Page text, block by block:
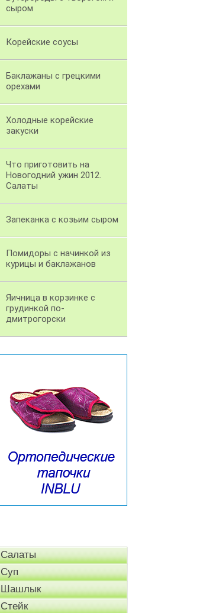
сыром
Корейские соусы
Баклажаны с грецкими
орехами
Холодные корейские
закуски
Что приготовить на
Новогодний ужин 2012.
Салаты
Запеканка с козьим сыром
Помидоры с начинкой из
курицы и баклажанов
Яичница в корзинке с
грудинкой по-
дмитрогорски
Салаты
Суп
Шашлык
Стейк